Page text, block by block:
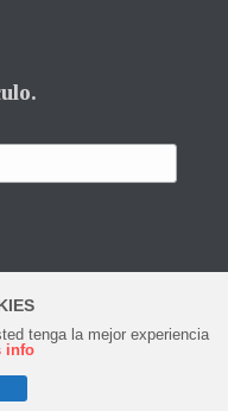
reservados.
0
tenga la mejor experiencia
info